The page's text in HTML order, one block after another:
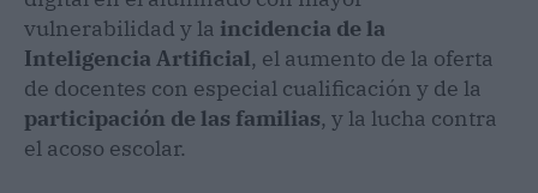
vulnerabilidad y la incidencia de la
Inteligencia Artificial, el aumento de la oferta
de docentes con especial cualificación y de la
participación de las familias, y la lucha contra
el acoso escolar.